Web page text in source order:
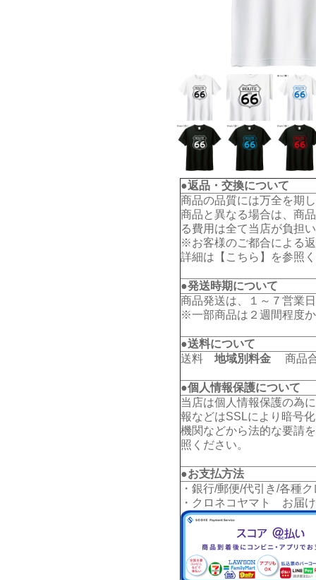
●返品・交換について
商品の品質には万全を期
商品と異なる場合は、商
る費用は全て当店が負担
※お客様のご都合による
詳細は【 こちら 】を参照
●発送時期について
商品発送は、１～７営業
※一部商品は２週間程度
●送料について
送料 地域別料金 商品合
●個人情報保護について
当店は個人情報保護の為
報などはSSLにより暗号
機関などから法的な要請
照ください。
●お支払方法
・銀行/郵便/代引き/各種
・クロネコヤマト お届